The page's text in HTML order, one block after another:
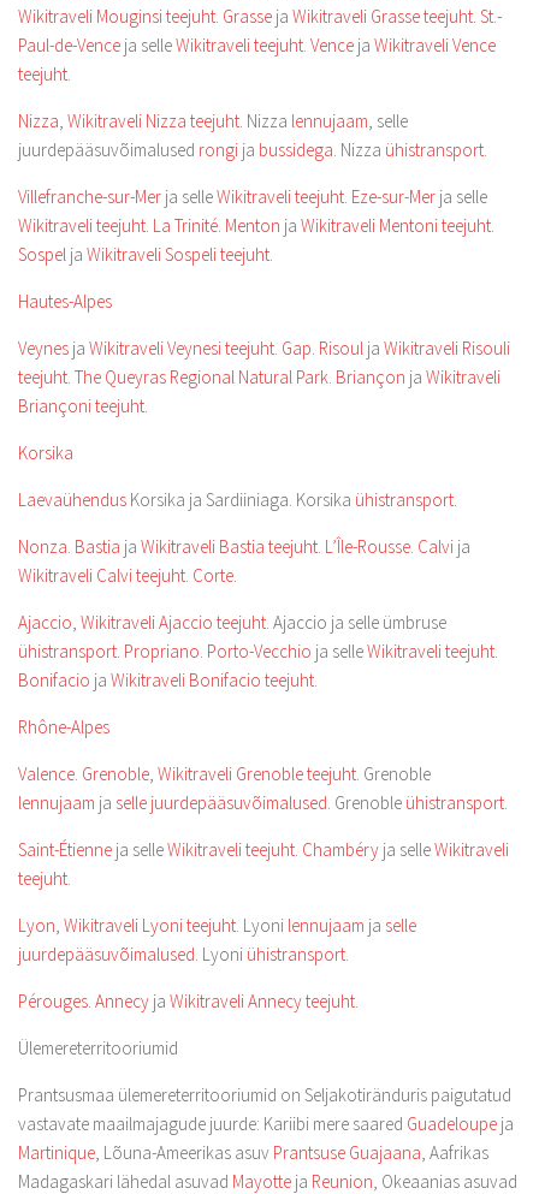
Wikitraveli Mouginsi teejuht. Grasse ja Wikitraveli Grasse teejuht. St.-
Paul-de-Vence ja selleWikitraveli teejuht. Vence ja Wikitraveli Vence
teejuht.
Nizza, Wikitraveli Nizza teejuht. Nizza lennujaam, selle
juurdepääsuvõimalused rongi ja bussidega. Nizza ühistransport.
Villefranche-sur-Mer ja selleWikitraveli teejuht. Eze-sur-Mer ja selle
Wikitraveli teejuht. La Trinité. Menton ja Wikitraveli Mentoni teejuht.
Sospel ja Wikitraveli Sospeli teejuht.
Hautes-Alpes
Veynes ja Wikitraveli Veynesi teejuht. Gap. Risoul ja Wikitraveli Risouli
teejuht. The Queyras Regional Natural Park. Briançon ja Wikitraveli
Briançoni teejuht.
Korsika
Laevaühendus Korsika ja Sardiiniaga. Korsika ühistransport.
Nonza. Bastia ja Wikitraveli Bastia teejuht. L’Île-Rousse. Calvi ja
Wikitraveli Calvi teejuht. Corte.
Ajaccio, Wikitraveli Ajaccio teejuht. Ajaccio ja selle ümbruse
ühistransport. Propriano. Porto-Vecchio ja selleWikitraveli teejuht.
Bonifacio ja Wikitraveli Bonifacio teejuht.
Rhône-Alpes
Valence. Grenoble, Wikitraveli Grenoble teejuht. Grenoble
lennujaam ja selle juurdepääsuvõimalused. Grenoble ühistransport.
Saint-Étienne ja selleWikitraveli teejuht. Chambéry ja selleWikitraveli
teejuht.
Lyon, Wikitraveli Lyoni teejuht. Lyoni lennujaam ja selle
juurdepääsuvõimalused. Lyoni ühistransport.
Pérouges. Annecy ja Wikitraveli Annecy teejuht.
Ülemereterritooriumid
Prantsusmaa ülemereterritooriumid on Seljakotiränduris paigutatud
vastavate maailmajagude juurde: Kariibi mere saared Guadeloupe ja
Martinique, Lõuna-Ameerikas asuv Prantsuse Guajaana, Aafrikas
Madagaskari lähedal asuvad Mayotte ja Reunion, Okeaanias asuvad